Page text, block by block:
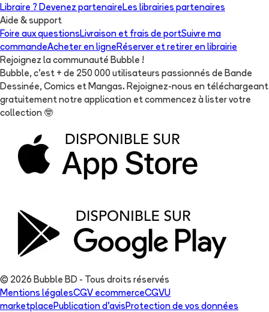
Libraire ? Devenez partenaire Les librairies partenaires
Aide & support
Foire aux questions Livraison et frais de portSuivre ma
commandeAcheter en ligne Réserver et retirer en librairie
Rejoignez la communauté Bubble !
Bubble, c'est + de 250 000 utilisateurs passionnés de Bande
Dessinée, Comics et Mangas. Rejoignez-nous en téléchargeant
gratuitement notre application et commencez à lister votre
collection 🤓
© 2026 Bubble BD - Tous droits réservés
Mentions légalesCGV ecommerceCGVU
marketplace Publication d'avis Protection de vos données